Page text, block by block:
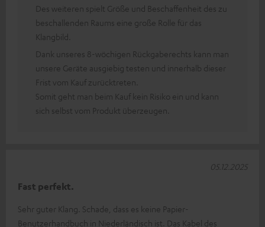
Des weiteren spielt Größe und Beschaffenheit des zu
beschallenden Raums eine große Rolle für das
Klangbild.
Dank unseres 8-wöchigen Rückgaberechts kann man
unsere Geräte ausgiebig testen und innerhalb dieser
Frist vom Kauf zurücktreten.
Somit geht man beim Kauf kein Risiko ein und kann
sich selbst vom Produkt überzeugen.
Fast perfekt.
Sehr guter Klang. Schade, dass es keine Papier-
Benutzerhandbuch in Niederländisch ist. Das Kabel des
05.12.2025